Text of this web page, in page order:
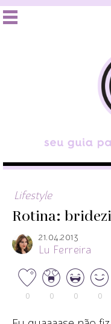
Lifestyle
Rotina:
21.04.2013
Lu Ferreira
0 0 0 0